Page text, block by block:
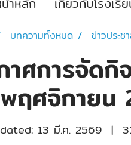
บทความทั้งหมด ข่าวประ
าศการจัด
ฤศจิกายน
13 มี.ค. 2569 |